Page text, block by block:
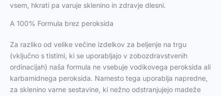
vsem, hkrati pa varuje sklenino in zdravje dlesni.
A 100% Formula brez peroksida
Za razliko od velike večine izdelkov za beljenje na trgu
(vključno s tistimi, ki se uporabljajo v zobozdravstvenih
ordinacijah) naša formula ne vsebuje vodikovega peroksida ali
karbamidnega peroksida. Namesto tega uporablja napredne,
za sklenino varne sestavine, ki nežno odstranjujejo madeže